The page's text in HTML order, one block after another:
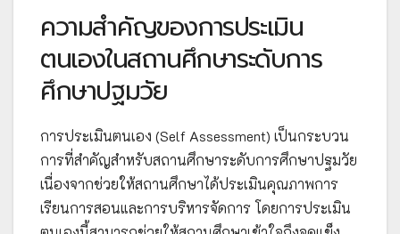
ความสำคัญของการประเมิน
ตนเองในสถานศึกษาระดับการ
ศึกษาปฐมวัย
การประเมินตนเอง (Self Assessment) เป็นกระบวน
การที่สำคัญสำหรับสถานศึกษาระดับการศึกษาปฐมวัย
เนื่องจากช่วยให้สถานศึกษาได้ประเมินคุณภาพการ
เรียนการสอนและการบริหารจัดการ โดยการประเมิน